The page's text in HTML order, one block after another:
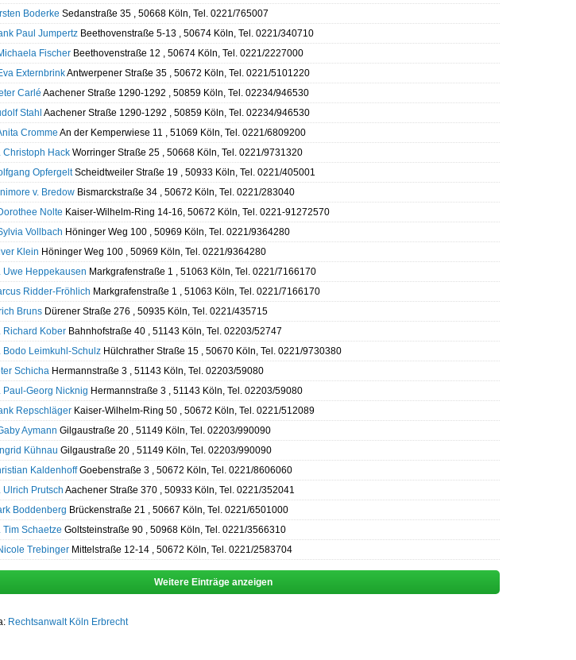
Boderke Sedanstraße 35 , 50668 Köln, Tel. 0221/765007
Paul JumpertzBeethovenstraße 5-13 , 50674 Köln, Tel. 0221/340710
FischerBeethovenstraße 12 , 50674 Köln, Tel. 0221/2227000
ExternbrinkAntwerpener Straße 35 , 50672 Köln, Tel. 0221/5101220
Carlé Aachener Straße 1290-1292 , 50859 Köln, Tel. 02234/946530
Stahl Aachener Straße 1290-1292 , 50859 Köln, Tel. 02234/946530
Cromme An der Kemperwiese 11 , 51069 Köln, Tel. 0221/6809200
Christoph HackWorringer Straße 25 , 50668 Köln, Tel. 0221/9731320
OpfergeltScheidtweiler Straße 19 , 50933 Köln, Tel. 0221/405001
v. BredowBismarckstraße 34 , 50672 Köln, Tel. 0221/283040
Nolte Kaiser-Wilhelm-Ring 14-16, 50672 Köln, Tel. 0221-91272570
Vollbach Höninger Weg 100 , 50969 Köln, Tel. 0221/9364280
Klein Höninger Weg 100 , 50969 Köln, Tel. 0221/9364280
Uwe Heppekausen Markgrafenstraße 1 , 51063 Köln, Tel. 0221/7166170
Ridder-Fröhlich Markgrafenstraße 1 , 51063 Köln, Tel. 0221/7166170
BrunsDürener Straße 276 , 50935 Köln, Tel. 0221/435715
Richard KoberBahnhofstraße 40 , 51143 Köln, Tel. 02203/52747
Bodo Leimkuhl-SchulzHülchrather Straße 15 , 50670 Köln, Tel. 0221/9730380
SchichaHermannstraße 3 , 51143 Köln, Tel. 02203/59080
Paul-Georg Nicknig Hermannstraße 3 , 51143 Köln, Tel. 02203/59080
RepschlägerKaiser-Wilhelm-Ring 50 , 50672 Köln, Tel. 0221/512089
Aymann Gilgaustraße 20 , 51149 Köln, Tel. 02203/990090
Kühnau Gilgaustraße 20 , 51149 Köln, Tel. 02203/990090
KaldenhoffGoebenstraße 3 , 50672 Köln, Tel. 0221/8606060
Ulrich Prutsch Aachener Straße 370 , 50933 Köln, Tel. 0221/352041
Boddenberg Brückenstraße 21 , 50667 Köln, Tel. 0221/6501000
Tim Schaetze Goltsteinstraße 90 , 50968 Köln, Tel. 0221/3566310
TrebingerMittelstraße 12-14 , 50672 Köln, Tel. 0221/2583704
Weitere Einträge anzeigen
Rechtsanwalt Köln Erbrecht